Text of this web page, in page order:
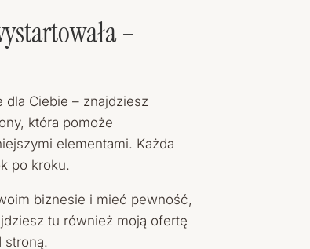
–
Ciebie – znajdziesz
która pomoże
elementami. Każda
po kroku.
biznesie i mieć pewność,
tu również moją ofertę
stroną.